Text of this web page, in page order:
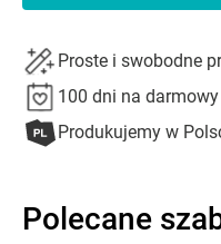
Proste i swobodne
100 dni na
Produkujemy w
Polecane